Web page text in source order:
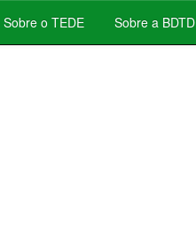
Sobre o TEDE Sobre a BDTD